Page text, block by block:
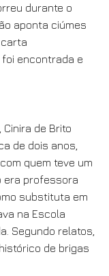
durante o
aponta ciúmes
encontrada e
Cinira de Brito
de dois anos,
quem teve um
era professora
substituta em
na Escola
Segundo relatos,
de brigas